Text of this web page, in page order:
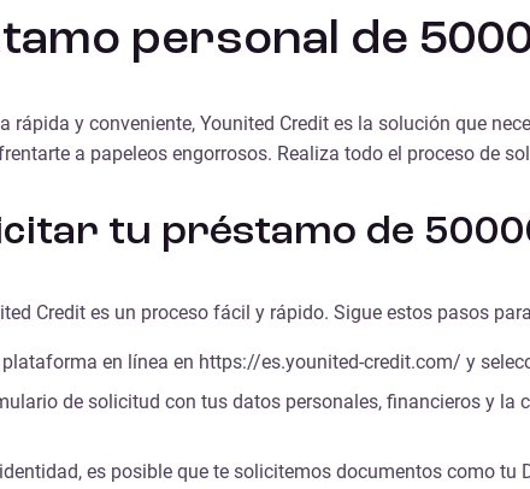
personal de
rápida y conveniente, Younited Credit es la solución que
a papeleos engorrosos. Realiza todo el proceso de
tu préstamo de
Credit es un proceso fácil y rápido. Sigue estos pasos
en línea en https://es.younited-credit.com/ y
de solicitud con tus datos personales, financieros y
es posible que te solicitemos documentos como tu